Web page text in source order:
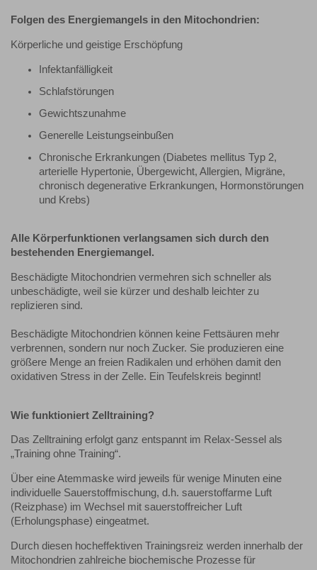
Folgen des Energiemangels in den Mitochondrien:
Körperliche und geistige Erschöpfung
Infektanfälligkeit
Schlafstörungen
Gewichtszunahme
Generelle Leistungseinbußen
Chronische Erkrankungen (Diabetes mellitus Typ 2,
arterielle Hypertonie, Übergewicht, Allergien, Migräne,
chronisch degenerative Erkrankungen, Hormonstörungen
und Krebs)
Alle Körperfunktionen verlangsamen sich durch den
bestehenden Energiemangel.
Beschädigte Mitochondrien vermehren sich schneller als
unbeschädigte, weil sie kürzer und deshalb leichter zu
replizieren sind.
Beschädigte Mitochondrien können keine Fettsäuren mehr
verbrennen, sondern nur noch Zucker. Sie produzieren eine
größere Menge an freien Radikalen und erhöhen damit den
oxidativen Stress in der Zelle. Ein Teufelskreis beginnt!
Wie funktioniert Zelltraining?
Das Zelltraining erfolgt ganz entspannt im Relax-Sessel als
„Training ohne Training“.
Über eine Atemmaske wird jeweils für wenige Minuten eine
individuelle Sauerstoffmischung, d.h. sauerstoffarme Luft
(Reizphase) im Wechsel mit sauerstoffreicher Luft
(Erholungsphase) eingeatmet.
Durch diesen hocheffektiven Trainingsreiz werden innerhalb der
Mitochondrien zahlreiche biochemische Prozesse für